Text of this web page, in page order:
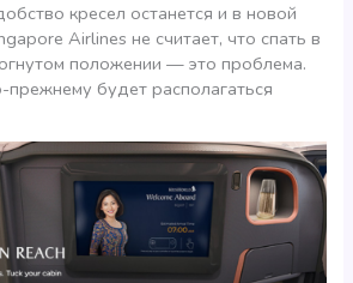
кресел останется и в новой
Airlines не считает, что спать в
положении — это проблема.
прежнему будет располагаться